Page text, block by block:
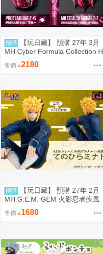
預購
【玩日藏】 預購 27年 3月
MH Cyber Formula Collection H
eritage Edition CFC HE 閃電霹
靂車 繼承之豹魂 美洲豹 Z-6 & A
售價 2180
預購
【玩日藏】 預購 27年 2月
MH G.E.M. GEM 火影忍者疾風
傳 Palm size 掌心 掌中 波風湊
波風水門 代理版
售價 1680